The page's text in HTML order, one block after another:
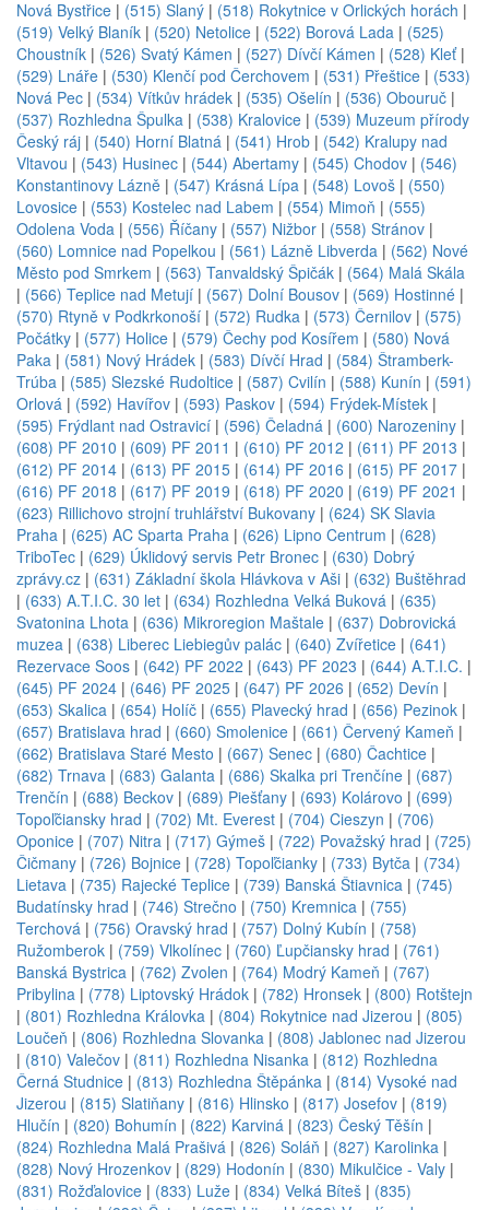
Nová Bystřice | (515) Slaný | (518) Rokytnice v Orlických horách |
(519) Velký Blaník | (520) Netolice | (522) Borová Lada | (525)
Choustník | (526) Svatý Kámen | (527) Dívčí Kámen | (528) Kleť|
(529) Lnáře | (530) Klenčí pod Čerchovem | (531) Přeštice | (533)
Nová Pec | (534) Vítkův hrádek | (535) Ošelín | (536) Obouruč |
(537) Rozhledna Špulka | (538) Kralovice | (539) Muzeum přírody
Český ráj | (540) Horní Blatná | (541) Hrob | (542) Kralupy nad
Vltavou | (543) Husinec | (544) Abertamy | (545) Chodov | (546)
Konstantinovy Lázně | (547) Krásná Lípa | (548) Lovoš | (550)
Lovosice | (553) Kostelec nad Labem | (554) Mimoň | (555)
Odolena Voda | (556) Říčany | (557) Nižbor | (558) Stránov |
(560) Lomnice nad Popelkou | (561) Lázně Libverda | (562) Nové
Město pod Smrkem | (563) Tanvaldský Špičák | (564) Malá Skála
| (566) Teplice nad Metují | (567) Dolní Bousov | (569) Hostinné |
(570) Rtyně v Podkrkonoší | (572) Rudka | (573) Černilov | (575)
Počátky | (577) Holice | (579) Čechy pod Kosířem | (580) Nová
Paka | (581) Nový Hrádek | (583) Dívčí Hrad | (584) Štramberk-
Trúba | (585) Slezské Rudoltice | (587) Cvilín | (588) Kunín | (591)
Orlová | (592) Havířov | (593) Paskov | (594) Frýdek-Místek |
(595) Frýdlant nad Ostravicí | (596) Čeladná | (600) Narozeniny |
(608) PF 2010 | (609) PF 2011 | (610) PF 2012 | (611) PF 2013 |
(612) PF 2014 | (613) PF 2015 | (614) PF 2016 | (615) PF 2017 |
(616) PF 2018 | (617) PF 2019 | (618) PF 2020 | (619) PF 2021 |
(623) Rillichovo strojní truhlářství Bukovany | (624) SK Slavia
Praha | (625) AC Sparta Praha | (626) Lipno Centrum | (628)
TriboTec | (629) Úklidový servis Petr Bronec | (630) Dobrý
zprávy.cz | (631) Základní škola Hlávkova v Aši | (632) Buštěhrad
| (633) A.T.I.C. 30 let | (634) Rozhledna Velká Buková | (635)
Svatonina Lhota | (636) Mikroregion Maštale | (637) Dobrovická
muzea | (638) Liberec Liebiegův palác | (640) Zvířetice | (641)
Rezervace Soos | (642) PF 2022 | (643) PF 2023 | (644) A.T.I.C. |
(645) PF 2024 | (646) PF 2025 | (647) PF 2026 | (652) Devín |
(653) Skalica | (654) Holíč | (655) Plavecký hrad | (656) Pezinok |
(657) Bratislava hrad | (660) Smolenice | (661) Červený Kameň |
(662) Bratislava Staré Mesto | (667) Senec | (680) Čachtice |
(682) Trnava | (683) Galanta | (686) Skalka pri Trenčíne | (687)
Trenčín | (688) Beckov | (689) Piešťany | (693) Kolárovo | (699)
Topoľčiansky hrad | (702) Mt. Everest | (704) Cieszyn | (706)
Oponice | (707) Nitra | (717) Gýmeš | (722) Považský hrad | (725)
Čičmany | (726) Bojnice | (728) Topoľčianky | (733) Bytča | (734)
Lietava | (735) Rajecké Teplice | (739) Banská Štiavnica | (745)
Budatínsky hrad | (746) Strečno | (750) Kremnica | (755)
Terchová | (756) Oravský hrad | (757) Dolný Kubín | (758)
Ružomberok | (759) Vlkolínec | (760) Ľupčiansky hrad | (761)
Banská Bystrica | (762) Zvolen | (764) Modrý Kameň | (767)
Pribylina | (778) Liptovský Hrádok | (782) Hronsek | (800) Rotštejn
| (801) Rozhledna Královka | (804) Rokytnice nad Jizerou | (805)
Loučeň | (806) Rozhledna Slovanka | (808) Jablonec nad Jizerou
| (810) Valečov | (811) Rozhledna Nisanka | (812) Rozhledna
Černá Studnice | (813) Rozhledna Štěpánka | (814) Vysoké nad
Jizerou | (815) Slatiňany | (816) Hlinsko | (817) Josefov | (819)
Hlučín | (820) Bohumín | (822) Karviná | (823) Český Těšín |
(824) Rozhledna Malá Prašivá | (826) Soláň | (827) Karolinka |
(828) Nový Hrozenkov | (829) Hodonín | (830) Mikulčice - Valy |
(831) Rožďalovice | (833) Luže | (834) Velká Bíteš | (835)